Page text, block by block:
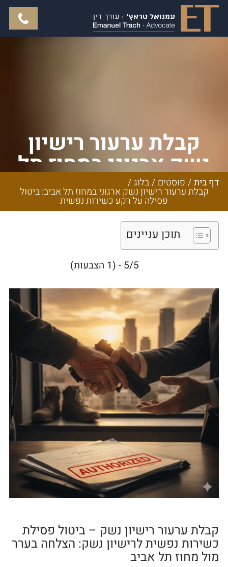
קבלת ערעור רישיון
נשק ארגוני במחוז תל
אביב: ביטול פסילה על
רקע כשירות נפשית
דף בית/ פוסטים /בלוג/
קבלת ערעור רישיון נשק ארגוני במחוז תל אביב: ביטול
פסילה על רקע כשירות נפשית
תוכן עניינים
5/5 - (1 הצבעות)
קבלת ערעור רישיון נשק – ביטול פסילת
כשירות נפשית לרישיון נשק: הצלחה בערר
מול מחוז תל אביב